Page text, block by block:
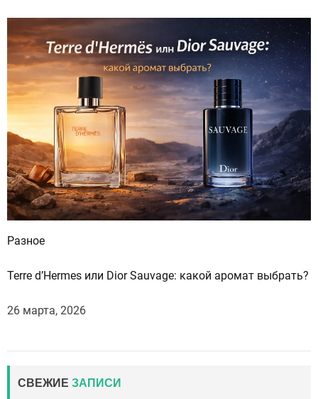
Разное
Terre d’Hermes или Dior Sauvage: какой аромат выбрать?
26 марта, 2026
СВЕЖИЕ ЗАПИСИ